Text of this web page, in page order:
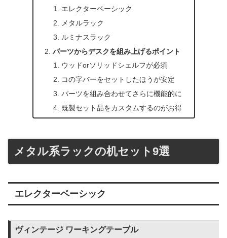
エレクターベーシック
メタルラック
ルミナスラック
パーツからデスクを組み上げるポイント
ウッドorソリッドシェルフが必須
コの字バーをセットしたほうが安定
パーツを組み合わせてさらに機能的に
既製セット品をカスタムするのがお得
メタル系ラックの机セット9選
エレクターベーシック
ヴィンテージ ワーキングテーブル